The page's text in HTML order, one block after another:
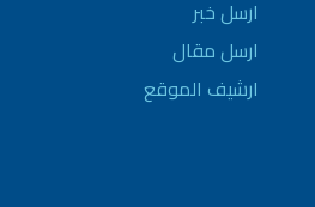
ارسل خبر
ارسل مقال
ارشيف الموقع